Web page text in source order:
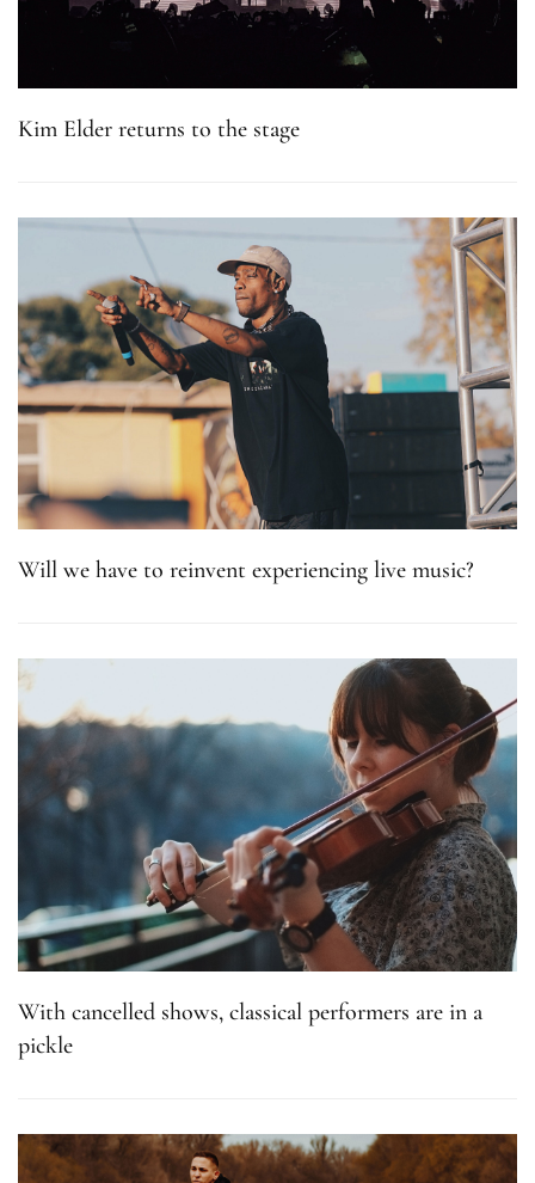
Kim Elder returns to the stage
Will we have to reinvent experiencing live music?
With cancelled shows, classical performers are in a
pickle